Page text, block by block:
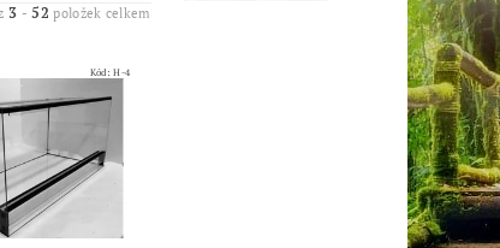
3 -52 položek celkem
Kód:H-4